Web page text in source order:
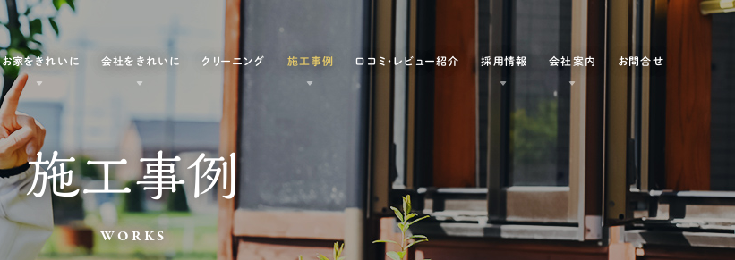
お家をきれいに 会社をきれいに クリーニング 施工事例 口コミ・レビュー紹介 採用情報 会社案内 お問合せ
施工事例
WORKS